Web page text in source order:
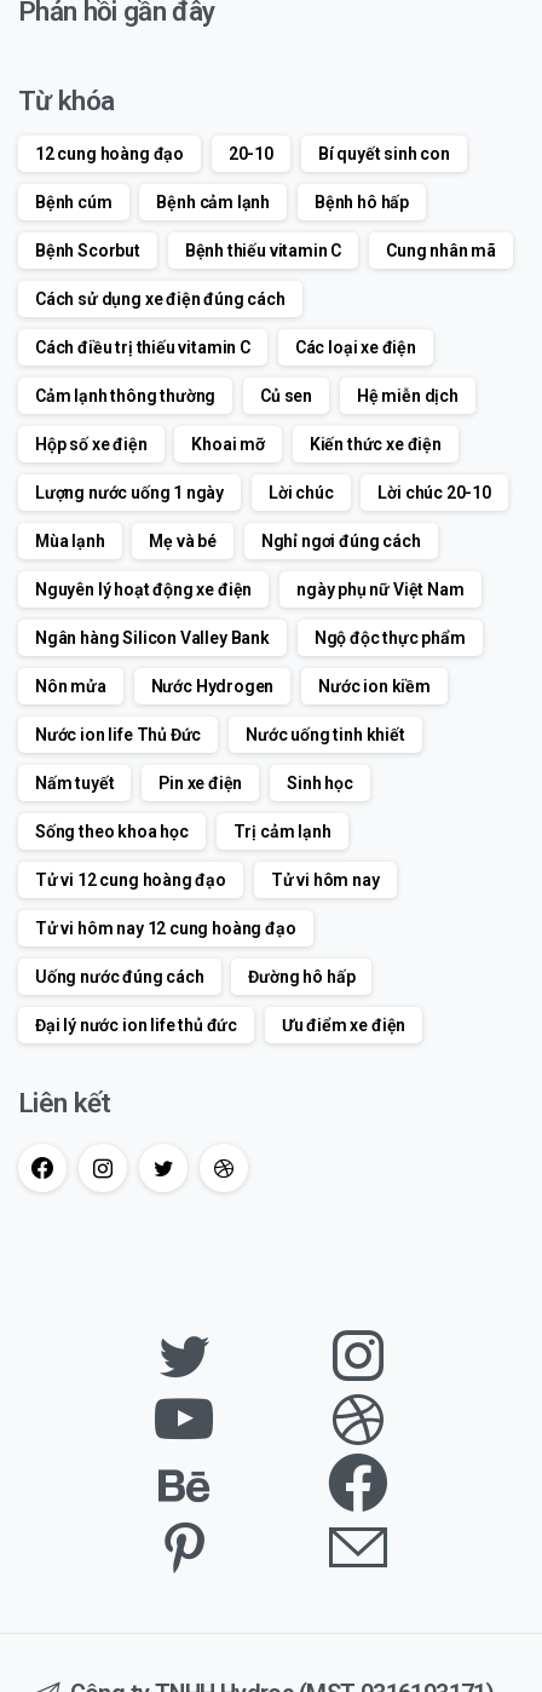
Phản hồi gần đây
Từ khóa
12 cung hoàng đạo 20-10 Bí quyết sinh con
Bệnh cúm Bệnh cảm lạnh Bệnh hô hấp
Bệnh Scorbut Bệnh thiếu vitamin C Cung nhân mã
Cách sử dụng xe điện đúng cách
Cách điều trị thiếu vitamin C Các loại xe điện
Cảm lạnh thông thường Củ sen Hệ miễn dịch
Hộp số xe điện Khoai mỡ Kiến thức xe điện
Lượng nước uống 1 ngày Lời chúc Lời chúc 20-10
Mùa lạnh Mẹ và bé Nghỉ ngơi đúng cách
Nguyên lý hoạt động xe điện ngày phụ nữ Việt Nam
Ngân hàng Silicon Valley Bank Ngộ độc thực phẩm
Nôn mửa Nước Hydrogen Nước ion kiềm
Nước ion life Thủ Đức Nước uống tinh khiết
Nấm tuyết Pin xe điện Sinh học
Sống theo khoa học Trị cảm lạnh
Tử vi 12 cung hoàng đạo Tử vi hôm nay
Tử vi hôm nay 12 cung hoàng đạo
Uống nước đúng cách Đường hô hấp
Đại lý nước ion life thủ đức Ưu điểm xe điện
Liên kết